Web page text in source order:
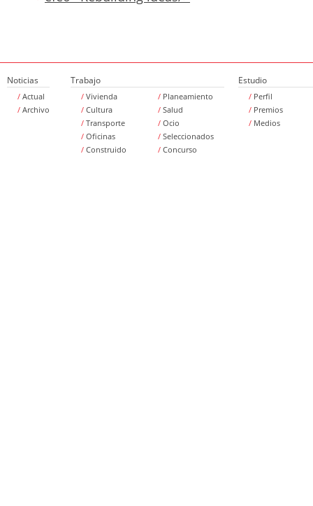
Noticias
/ Actual
/ Archivo
Trabajo
/ Vivienda / Planeamiento
/ Cultura / Salud
/ Transporte / Ocio
/ Oficinas / Seleccionados
/ Construido / Concurso
Estudio
/ Perfil
/ Premios
/ Medios